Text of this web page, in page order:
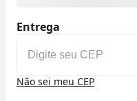
Entrega
Não sei meu CEP